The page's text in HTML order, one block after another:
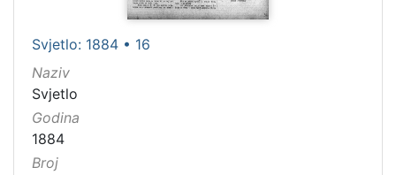
Svjetlo: 1884 • 16
Naziv
Svjetlo
Godina
1884
Broj